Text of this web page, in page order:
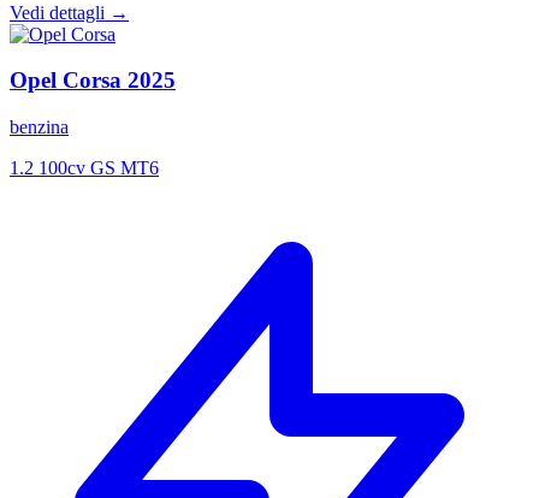
Vedi dettagli →
Opel Corsa 2025
benzina
1.2 100cv GS MT6